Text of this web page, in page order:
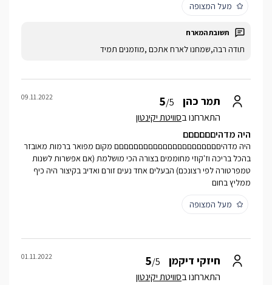
מעל המצופה
תודה רבה,שמחנו לארח אתכם ,מוזמנים תמיד
תמר כהן 5/5
התארחנו בסוויטת יקינטון
09.11.2022
היה מדהיםםםםםם
היה מדהיםםםםםםםםםםםםםםםםםםםםםם מקום מפואר ברמות מאובזר
בהכל בריכה וז'קוזי מחוממים בצורה הכי מושלמת (אם אפשרות לשנות
טמפרטורה לפי רצונכם) הבעלים אחד נעים זורם ואדיב בקיצור היה כיף
ממליץ בחום
מעל המצופה
חיזקי דיקמן 5/5
התארחנו בסוויטת יקינטון
01.11.2022